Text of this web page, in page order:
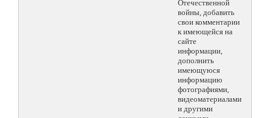
Отечественной
войны, добавить
свои комментарии
к имеющейся на
сайте
информации,
дополнить
имеющуюся
информацию
фотографиями,
видеоматериалами
и другими